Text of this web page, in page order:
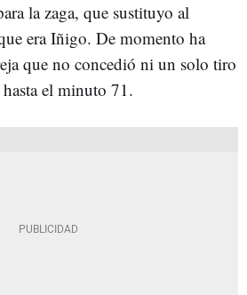
la zaga, que sustituyo al
era Iñigo. De momento ha
que no concedió ni un solo tiro
el minuto 71.